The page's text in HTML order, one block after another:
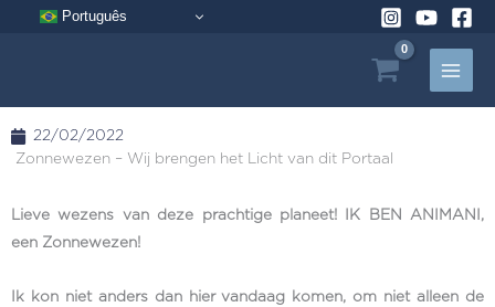
Português
22/02/2022
Zonnewezen – Wij brengen het Licht van dit Portaal
Lieve wezens van deze prachtige planeet! IK BEN ANIMANI,
een Zonnewezen!
Ik kon niet anders dan hier vandaag komen, om niet alleen de